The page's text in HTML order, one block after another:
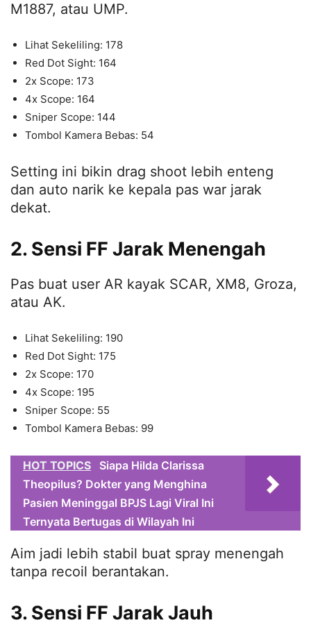
M1887, atau UMP.
Lihat Sekeliling: 178
Red Dot Sight: 164
2x Scope: 173
4x Scope: 164
Sniper Scope: 144
Tombol Kamera Bebas: 54
Setting ini bikin drag shoot lebih enteng
dan auto narik ke kepala pas war jarak
dekat.
2. Sensi FF Jarak Menengah
Pas buat user AR kayak SCAR, XM8, Groza,
atau AK.
Lihat Sekeliling: 190
Red Dot Sight: 175
2x Scope: 170
4x Scope: 195
Sniper Scope: 55
Tombol Kamera Bebas: 99
HOT TOPICS
Siapa Hilda Clarissa
Theopilus? Dokter yang Menghina
Pasien Meninggal BPJS Lagi Viral Ini
Ternyata Bertugas di Wilayah Ini
Aim jadi lebih stabil buat spray menengah
tanpa recoil berantakan.
3. Sensi FF Jarak Jauh